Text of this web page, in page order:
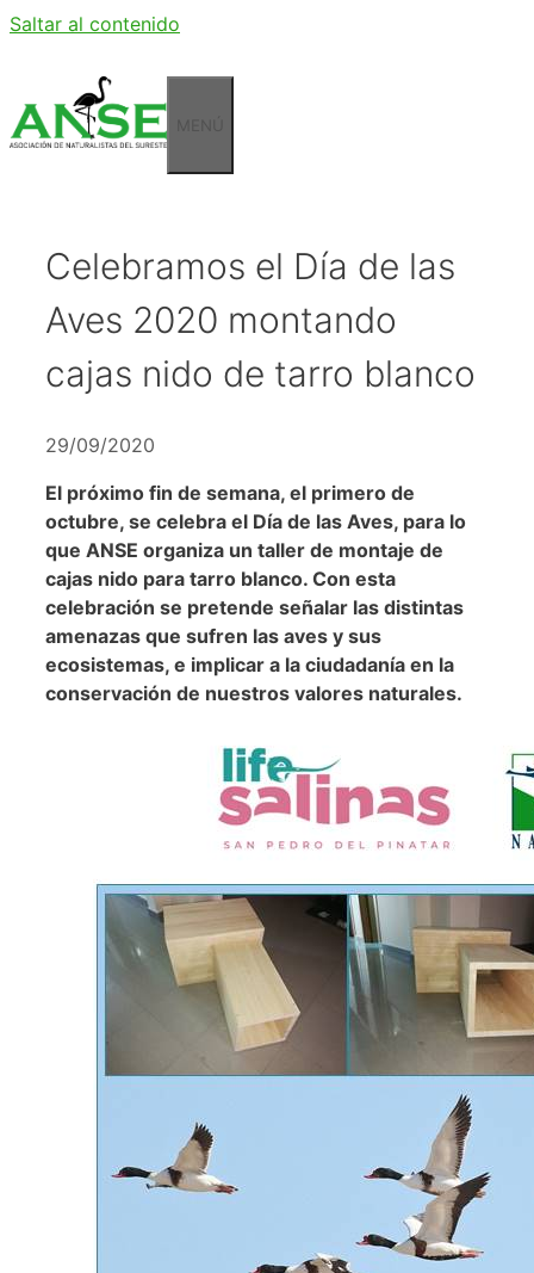
Saltar al contenido
Celebramos el Día de las
Aves 2020 montando
cajas nido de tarro blanco
29/09/2020
El próximo fin de semana, el primero de
octubre, se celebra el Día de las Aves, para lo
que ANSE organiza un taller de montaje de
cajas nido para tarro blanco. Con esta
celebración se pretende señalar las distintas
amenazas que sufren las aves y sus
ecosistemas, e implicar a la ciudadanía en la
conservación de nuestros valores naturales.